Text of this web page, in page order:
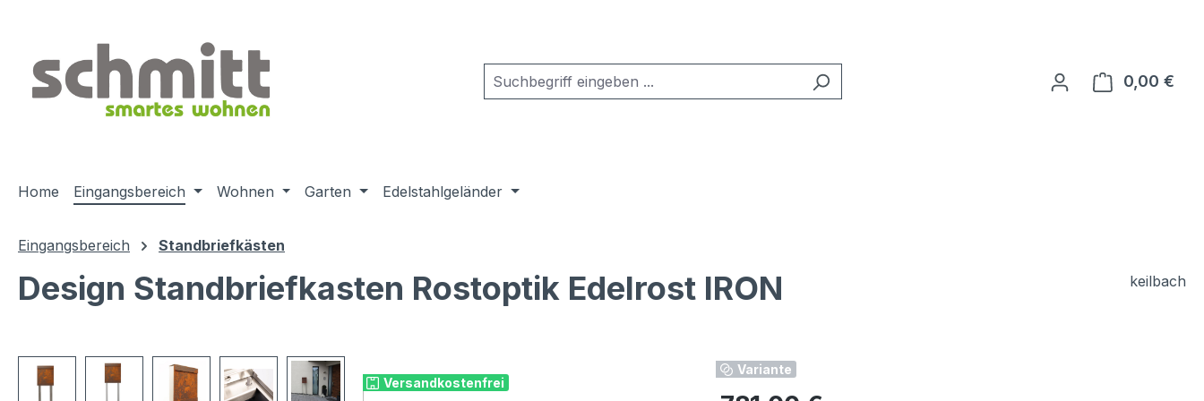
0,00 €
Home Eingangsbereich Wohnen Garten Edelstahlgeländer
Eingangsbereich Standbriefkästen
Design Standbriefkasten Rostoptik Edelrost IRON keilbach
Versandkostenfrei
Variante
Regulärer Preis: